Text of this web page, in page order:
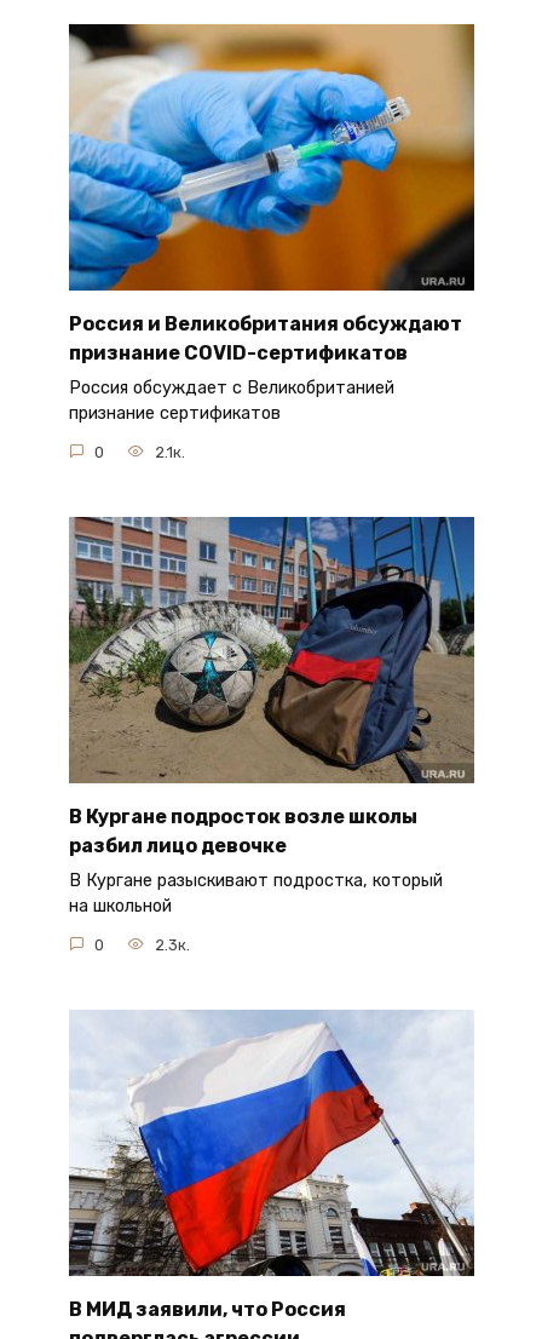
Россия и Великобритания обсуждают
признание COVID-сертификатов
Россия обсуждает с Великобританией
признание сертификатов
0 2.1к.
В Кургане подросток возле школы
разбил лицо девочке
В Кургане разыскивают подростка, который
на школьной
0 2.3к.
В МИД заявили, что Россия